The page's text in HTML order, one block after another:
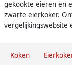
Koken
gekookte eieren en
zwarte eierkoker.
vergelijkingswebsite